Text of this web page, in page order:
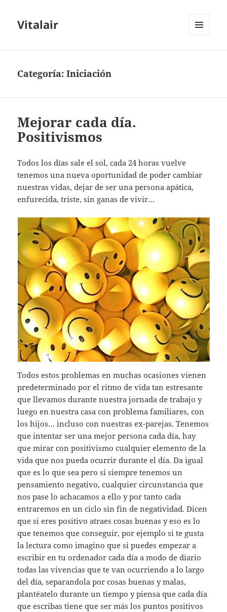
Vitalair
Categoría:Iniciación
Mejorar cada día.
Positivismos
Todos los días sale el sol, cada 24 horas vuelve
tenemos una nueva oportunidad de poder cambiar
nuestras vidas, dejar de ser una persona apática,
enfurecida, triste, sin ganas de vivir…
Todos estos problemas en muchas ocasiones vienen
predeterminado por el ritmo de vida tan estresante
que llevamos durante nuestra jornada de trabajo y
luego en nuestra casa con problema familiares, con
los hijos… incluso con nuestras ex-parejas. Tenemos
que intentar ser una mejor persona cada día, hay
que mirar con positivismo cualquier elemento de la
vida que nos pueda ocurrir durante el día. Da igual
que es lo que sea pero si siempre tenemos un
pensamiento negativo, cualquier circunstancia que
nos pase lo achacamos a ello y por tanto cada
entraremos en un ciclo sin fin de negatividad. Dicen
que si eres positivo atraes cosas buenas y eso es lo
que tenemos que conseguir, por ejemplo si te gusta
la lectura como imagino que si puedes empezar a
escribir en tu ordenador cada día a modo de diario
todas las vivencias que te van ocurriendo a lo largo
del día, separandola por cosas buenas y malas,
plantéatelo durante un tiempo y piensa que cada día
que escribas tiene que ser más los puntos positivos